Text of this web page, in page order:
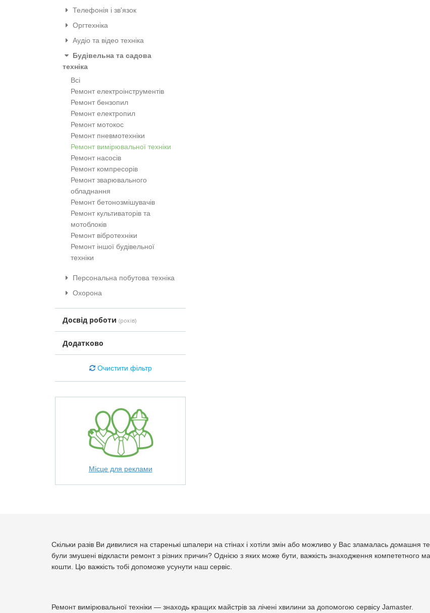
Телефонія і зв'язок
Оргтехніка
Аудіо та відео техніка
Будівельна та садова
техніка
Всі
Ремонт електроінструментів
Ремонт бензопил
Ремонт електропил
Ремонт мотокос
Ремонт пневмотехніки
Ремонт вимірювальної техніки
Ремонт насосів
Ремонт компресорів
Ремонт зварювального
обладнання
Ремонт бетонозмішувачів
Ремонт культиваторів та
мотоблоків
Ремонт вібротехніки
Ремонт іншої будівельної
техніки
Персональна побутова техніка
Охорона
Досвід роботи (років)
Додатково
Очистити фільтр
Місце для реклами
Скільки разів Ви дивилися на старенькі шпалери на стінах і хотіли змін або можливо у Вас зламалась домашня
були змушені відкласти ремонт з різних причин? Однією з яких може бути, важкість знаходження компететного
кошти. Цю важкість тобі допоможе усунути наш сервіс.
Ремонт вимірювальної техніки — знаходь кращих майстрів за лічені хвилини за допомогою сервісу Jamaster.